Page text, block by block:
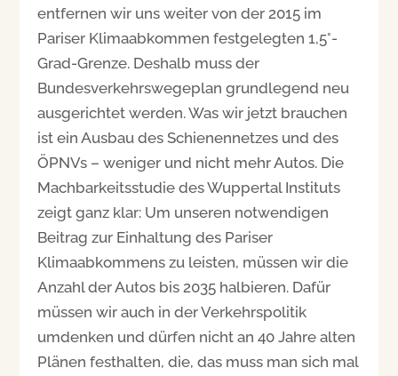
entfernen wir uns weiter von der 2015 im
Pariser Klimaabkommen festgelegten 1,5°-
Grad-Grenze. Deshalb muss der
Bundesverkehrswegeplan grundlegend neu
ausgerichtet werden. Was wir jetzt brauchen
ist ein Ausbau des Schienennetzes und des
ÖPNVs – weniger und nicht mehr Autos. Die
Machbarkeitsstudie des Wuppertal Instituts
zeigt ganz klar: Um unseren notwendigen
Beitrag zur Einhaltung des Pariser
Klimaabkommens zu leisten, müssen wir die
Anzahl der Autos bis 2035 halbieren. Dafür
müssen wir auch in der Verkehrspolitik
umdenken und dürfen nicht an 40 Jahre alten
Plänen festhalten, die, das muss man sich mal